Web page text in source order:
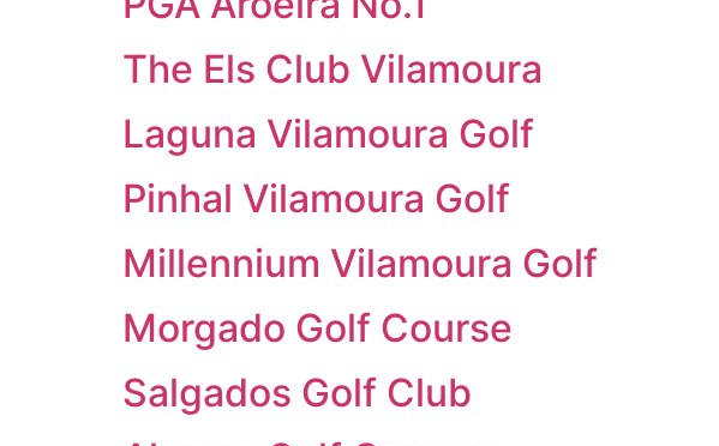
The Els Club Vilamoura
Laguna Vilamoura Golf
Pinhal Vilamoura Golf
Millennium Vilamoura Golf
Morgado Golf Course
Salgados Golf Club